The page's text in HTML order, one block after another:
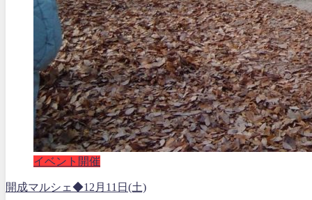
イベント開催
開成マルシェ◆12月11日(土)